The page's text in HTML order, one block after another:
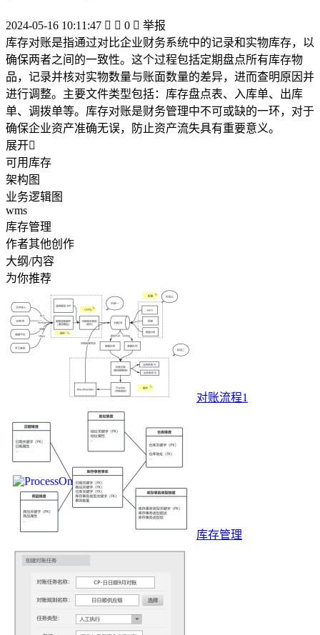
2024-05-16 10:11:47   0  举报
库存对账是指通过对比企业财务系统中的记录和实物库存，以
确保两者之间的一致性。这个过程包括定期盘点所有库存物
品，记录并核对实物数量与账面数量的差异，进而查明原因并
进行调整。主要文件类型包括：库存盘点表、入库单、出库
单、调拨单等。库存对账是财务管理中不可或缺的一环，对于
确保企业资产准确无误，防止资产流失具有重要意义。
展开
可用库存
架构图
业务逻辑图
wms
库存管理
作者其他创作
大纲/内容
为你推荐
对账流程1
库存管理